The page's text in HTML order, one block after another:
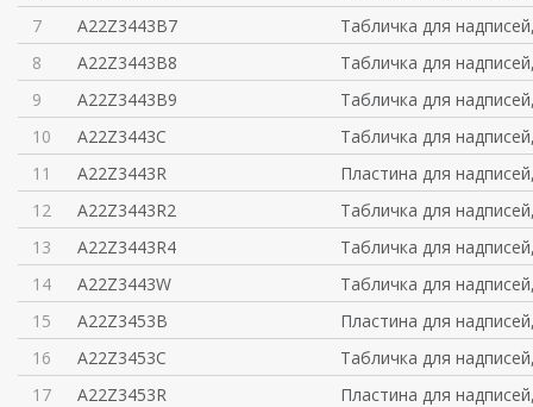
7
A22Z3443B7
Табличка для
8
A22Z3443B8
Табличка для
9
A22Z3443B9
Табличка для
10
A22Z3443C
Табличка для
11
A22Z3443R
Пластина для
12
A22Z3443R2
Табличка для
13
A22Z3443R4
Табличка для
14
A22Z3443W
Табличка для
15
A22Z3453B
Пластина для
16
A22Z3453C
Табличка для
17
A22Z3453R
Пластина для